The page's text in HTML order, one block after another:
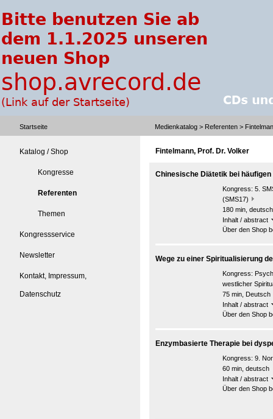
Startseite Medienkatalog > Referenten >
Katalog / Shop
Kongresse
Referenten
Themen
Kongressservice
Newsletter
Kontakt, Impressum,
Datenschutz
Fintelmann, Prof. Dr. Volker
Chinesische Diätetik bei
Kongress: 5.
(SMS17)
180 min, deutsch
Inhalt / abstract
Über den Shop
Wege zu einer Spiritualisierung
Kongress:
westlicher
75 min, Deutsch
Inhalt / abstract
Über den Shop
Enzymbasierte Therapie bei
Kongress: 9.
60 min, deutsch
Inhalt / abstract
Über den Shop